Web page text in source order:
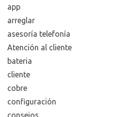
app
arreglar
asesoría telefonía
Atención al cliente
bateria
cliente
cobre
configuración
consejos